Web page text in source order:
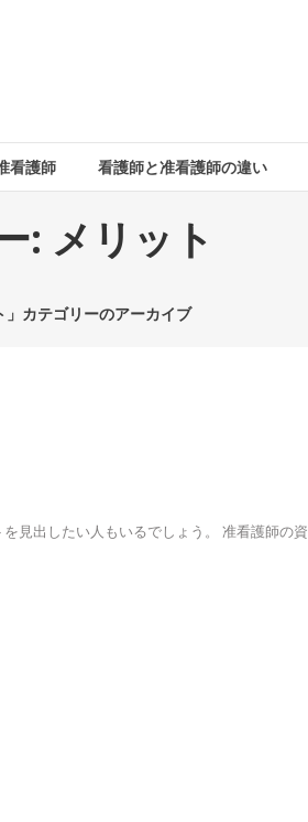
看護師 看護師と准看護師の違い
: メリット
」カテゴリーのアーカイブ
見出したい人もいるでしょう。 准看護師の資